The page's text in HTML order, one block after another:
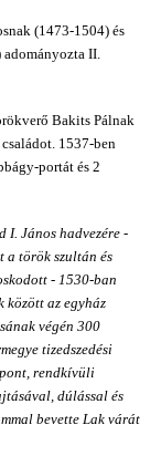
(1473-1504) és
adományozta II.
Bakits Pálnak
1537-ben
portát és 2
I. János hadvezére -
a török szultán és
- 1530-ban
az egyház
végén 300
tizedszedési
rendkívüli
dúlással és
bevette Lak várát